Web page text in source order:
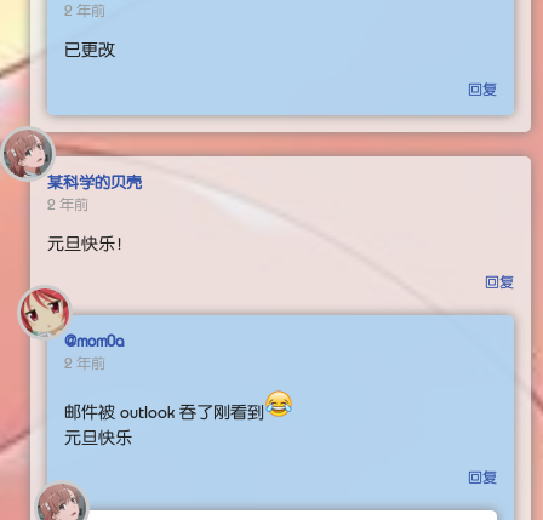
2 年前
已更改
回复
某科学的贝壳
2 年前
元旦快乐！
回复
@mom0a
2 年前
邮件被 outlook 吞了刚看到
元旦快乐
回复